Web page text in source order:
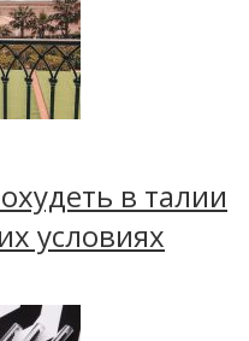
в талии
условиях